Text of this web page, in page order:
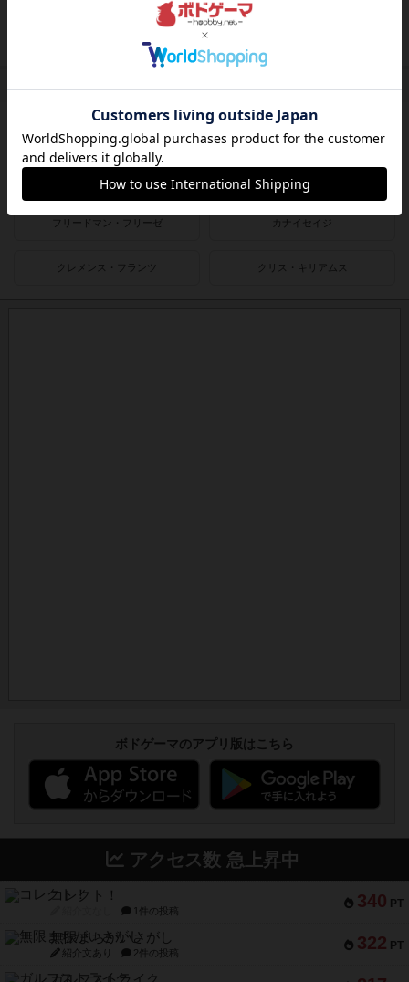
ライナー・クニツィア クラウス・トイバー
ヴォルフガング・クラマー ウヴェ・ローゼンベルク
フリードマン・フリーゼ カナイセイジ
クレメンス・フランツ クリス・キリアムス
ボドゲーマのアプリ版はこちら
アクセス数 急上昇中
340 PT
コレクト！
1件の投稿
322 PT
無限まちがいさがし
紹介文あり 2件の投稿
ガルフストライク